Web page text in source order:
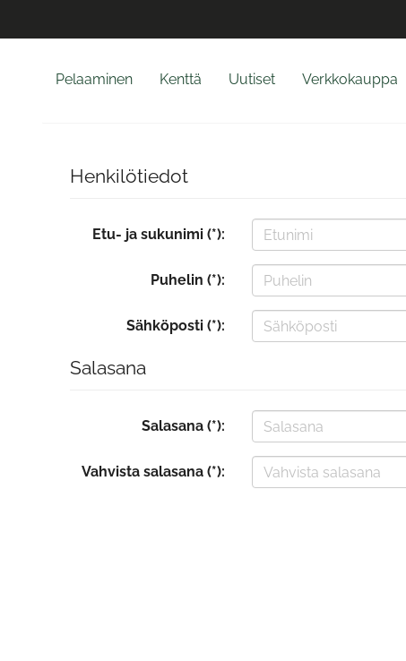
Pelaaminen Kenttä Uutiset Verkkokauppa
Henkilötiedot
Etu- ja sukunimi (*):
Puhelin (*):
Sähköposti (*):
Salasana
Salasana (*):
Vahvista salasana (*):